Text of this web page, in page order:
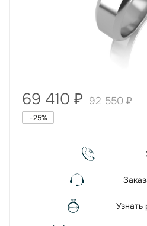
69 410 ₽ 92 550₽
-25%
Узнать